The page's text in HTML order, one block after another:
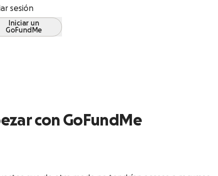
sesión
Iniciar un
GoFundMe
con GoFundMe